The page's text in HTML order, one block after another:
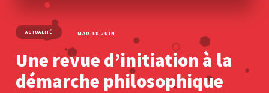
ACTUALITÉ MAR 18 JUIN
Une revue d’initiation à la
démarche philosophique